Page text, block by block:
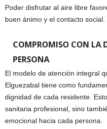
Poder disfrutar al aire libre
buen ánimo y el contacto social.
COMPROMISO CON LA
PERSONA
El modelo de atención integral
Elguezabal tiene como
dignidad de cada residente.
sanitaria profesional, sino
emocional hacia cada persona.